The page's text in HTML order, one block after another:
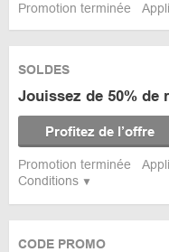
Promotion terminée
Conditions
SOLDES
Jouissez de 50% de
Profitez de l’offre
Promotion terminée
CODE PROMO